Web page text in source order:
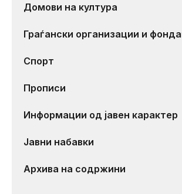
Домови на култура
Граѓански организации и
Спорт
Прописи
Информации од јавен карактер
Јавни набавки
Архива на содржини